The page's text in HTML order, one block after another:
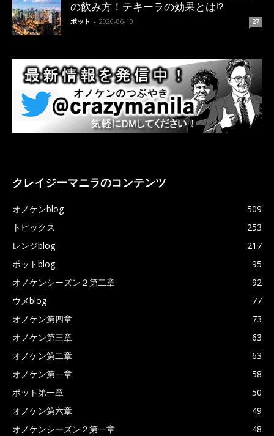
の飲み方！テキーラの効果とは!?
ポット - 2020-06-10 27
クレイジーマニラのコンテンツ
オノケンblog
509
トピックス
253
レンジblog
217
ポットblog
95
オノケンシーズン２第二章
92
ウメblog
77
オノケン第四章
73
オノケン第三章
63
オノケン第二章
63
オノケン第一章
58
ポット第一章
50
オノケン第六章
49
オノケンシーズン２第一章
48